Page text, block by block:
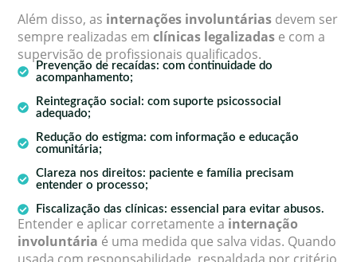
Além disso, as internações involuntárias devem ser
sempre realizadas emclínicas legalizadas e com a
supervisão de profissionais qualificados.
Prevenção de recaídas: com continuidade do
acompanhamento;
Reintegração social: com suporte psicossocial
adequado;
Redução do estigma: com informação e educação
comunitária;
Clareza nos direitos: paciente e família precisam
entender o processo;
Fiscalização das clínicas: essencial para evitar abusos.
Entender e aplicar corretamente a internação
involuntária é uma medida que salva vidas. Quando